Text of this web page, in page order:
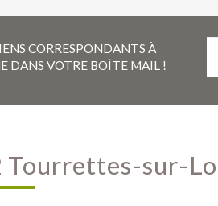
CORRESPONDANTS À
DANS VOTRE BOÎTE MAIL !
Tourrettes-sur-